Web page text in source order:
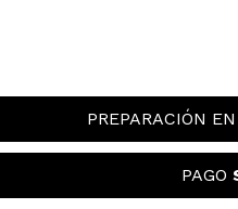
PREPARACIÓN EN
PAGO